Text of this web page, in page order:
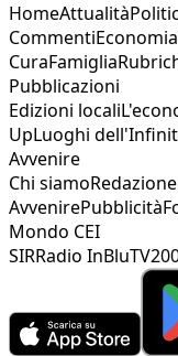
HomeAttualità
CommentiEconomia
CuraFamiglia
Pubblicazioni
Edizioni locali
UpLuoghi
Avvenire
Chi siamoRedazione
AvvenirePubblicità
Mondo CEI
SIRRadio InBlu